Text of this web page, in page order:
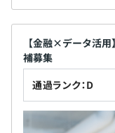
【金融×データ活
補募集
通過ランク：D